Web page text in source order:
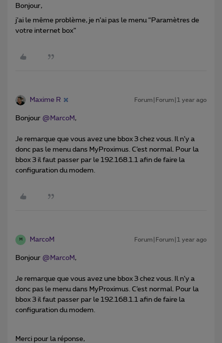
Bonjour,
j’ai le même problème, je n’ai pas le menu “Paramètres de
votre internet box”
Maxime R Forum|Forum|1 year ago
Bonjour ​ @MarcoM ,
Je remarque que vous avez une bbox 3 chez vous. Il n’y a
donc pas le menu dans MyProximus. C’est normal. Pour la
bbox 3 il faut passer par le 192.168.1.1 afin de faire la
configuration du modem.
M MarcoM Forum|Forum|1 year ago
Bonjour ​ @MarcoM ,
Je remarque que vous avez une bbox 3 chez vous. Il n’y a
donc pas le menu dans MyProximus. C’est normal. Pour la
bbox 3 il faut passer par le 192.168.1.1 afin de faire la
configuration du modem.
Merci pour la réponse,